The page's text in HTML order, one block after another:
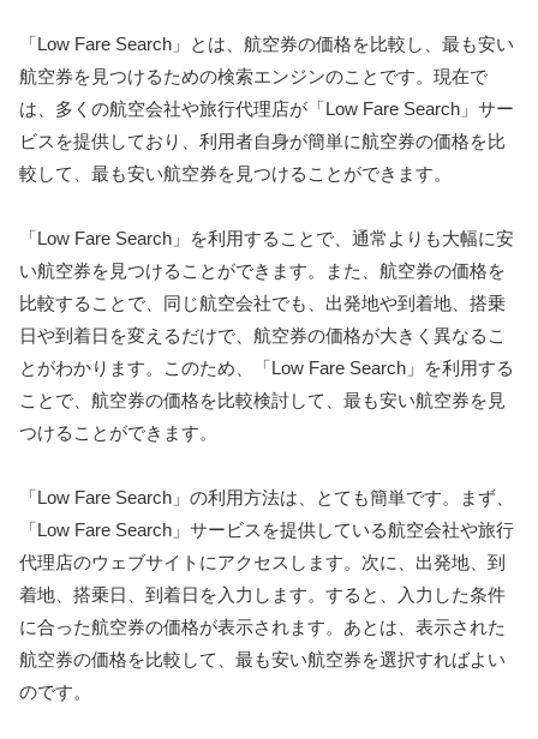
「Low Fare Search」とは、航空券の価格を比較し、最も安い
航空券を見つけるための検索エンジンのことです。現在で
は、多くの航空会社や旅行代理店が「Low Fare Search」サー
ビスを提供しており、利用者自身が簡単に航空券の価格を比
較して、最も安い航空券を見つけることができます。
「Low Fare Search」を利用することで、通常よりも大幅に安
い航空券を見つけることができます。また、航空券の価格を
比較することで、同じ航空会社でも、出発地や到着地、搭乗
日や到着日を変えるだけで、航空券の価格が大きく異なるこ
とがわかります。このため、「Low Fare Search」を利用する
ことで、航空券の価格を比較検討して、最も安い航空券を見
つけることができます。
「Low Fare Search」の利用方法は、とても簡単です。まず、
「Low Fare Search」サービスを提供している航空会社や旅行
代理店のウェブサイトにアクセスします。次に、出発地、到
着地、搭乗日、到着日を入力します。すると、入力した条件
に合った航空券の価格が表示されます。あとは、表示された
航空券の価格を比較して、最も安い航空券を選択すればよい
のです。